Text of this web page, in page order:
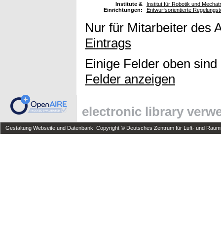
Institute &
Einrichtungen:
Institut für Robotik und
Entwurfsorientierte
Nur für Mitarbeiter des
Eintrags
Einige Felder oben
Felder anzeigen
electronic library
Gestaltung Webseite und Datenbank: Copyright © Deutsches Zentrum für Luft- und